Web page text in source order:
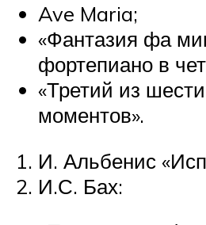
Ave Maria;
«Фантазия фа
фортепиано в
«Третий из
моментов».
И. Альбенис
И.С. Бах: